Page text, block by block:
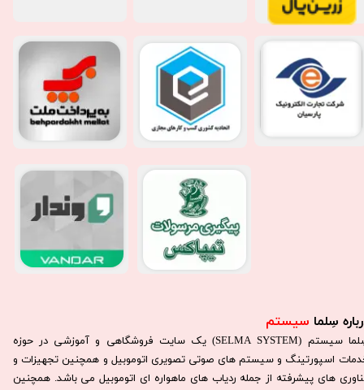
سِلما سیستم​​​​​​​
سِلما سيستم (SELMA SYSTEM) یک سایت فروشگاهی و آموزشی در حوزه
اسپورتینگ و سیستم های صوتی تصویری اتوموبیل و همچنین تجهیزات و
های پیشرفته از جمله ردیاب های ماهواره ای اتوموبیل می باشد. همچنين